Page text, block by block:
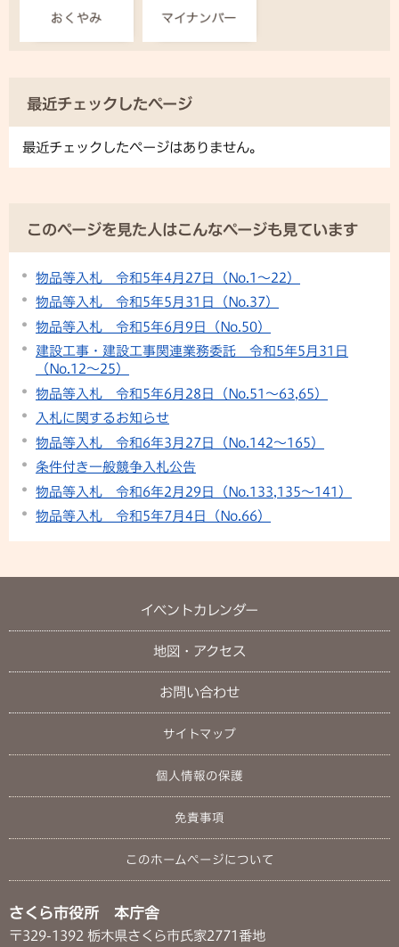
最近チェックしたページ
最近チェックしたページはありません。
このページを見た人はこんなページも見ています
物品等入札 令和5年4月27日（No.1～22）
物品等入札 令和5年5月31日（No.37）
物品等入札 令和5年6月9日（No.50）
建設工事・建設工事関連業務委託 令和5年5月31日
（No.12〜25）
物品等入札 令和5年6月28日（No.51～63,65）
入札に関するお知らせ
物品等入札 令和6年3月27日（No.142～165）
条件付き一般競争入札公告
物品等入札 令和6年2月29日（No.133,135～141）
物品等入札 令和5年7月4日（No.66）
イベントカレンダー
地図・アクセス
お問い合わせ
サイトマップ
個人情報の保護
免責事項
このホームページについて
さくら市役所 本庁舎
〒329-1392 栃木県さくら市氏家2771番地